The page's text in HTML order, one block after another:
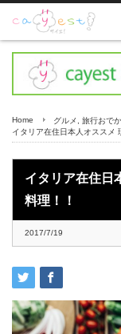
Home グルメ 旅行おで
イタリア在住日本人オススメ
イタリア在住日
料理！！
2017/7/19